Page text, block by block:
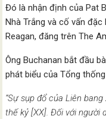
Đó là nhận định của Pat
Nhà Trắng và cố vấn
Reagan, đăng trên The
Ông Buchanan bắt đầu
phát biểu của Tổng
“Sự sụp đổ của Liên
thế kỷ [XX]. Đối với người